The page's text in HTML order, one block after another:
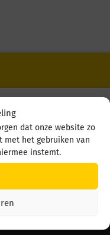
dat onze website zo
met het gebruiken van
instemt.